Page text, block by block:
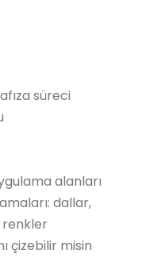
süreci
alanları
dallar,
çizebilir misin